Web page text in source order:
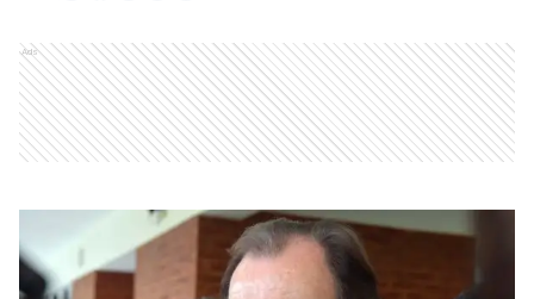
Ads